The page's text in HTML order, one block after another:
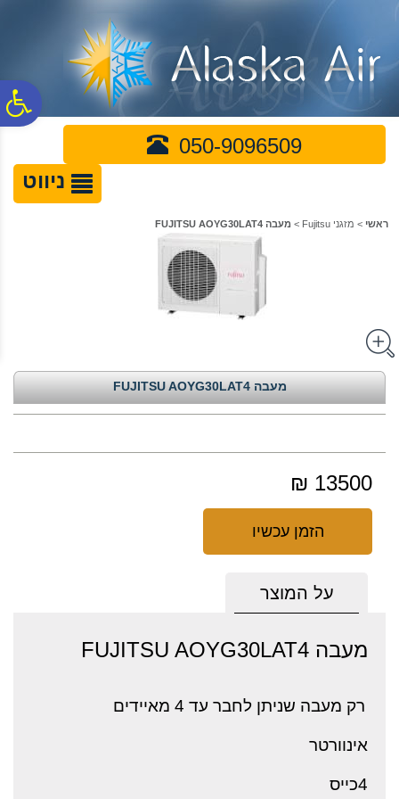
נגישות
המרכזי
050-9096509
ניווט
ראשי > מזגני Fujitsu > מעבה FUJITSU AOYG30LAT4
מעבה FUJITSU AOYG30LAT4
13500 ₪
הזמן עכשיו
על המוצר
מעבה FUJITSU AOYG30LAT4
רק מעבה שניתן לחבר עד 4 מאיידים
אינוורטר
4כייס